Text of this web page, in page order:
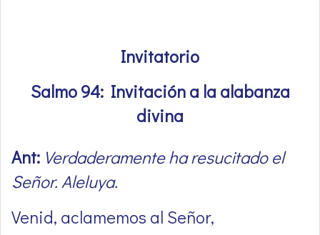
Invitatorio
Salmo 94: Invitación a la alabanza
divina
Ant: Verdaderamente ha resucitado el
Señor. Aleluya.
Venid, aclamemos al Señor,